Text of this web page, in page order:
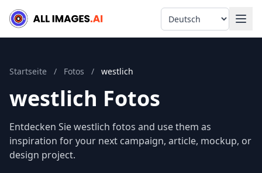
Language
Startseite / Fotos / westlich
westlich Fotos
Entdecken Sie westlich fotos and use them as
inspiration for your next campaign, article, mockup, or
design project.